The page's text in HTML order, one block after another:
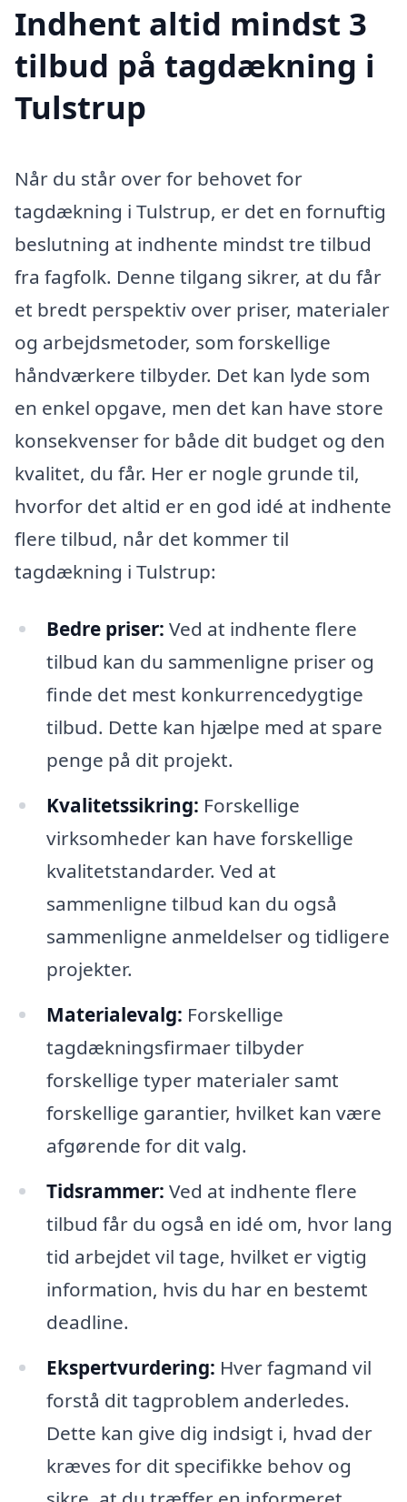
Indhent altid mindst 3
tilbud på tagdækning i
Tulstrup
Når du står over for behovet for
tagdækning i Tulstrup, er det en fornuftig
beslutning at indhente mindst tre tilbud
fra fagfolk. Denne tilgang sikrer, at du får
et bredt perspektiv over priser, materialer
og arbejdsmetoder, som forskellige
håndværkere tilbyder. Det kan lyde som
en enkel opgave, men det kan have store
konsekvenser for både dit budget og den
kvalitet, du får. Her er nogle grunde til,
hvorfor det altid er en god idé at indhente
flere tilbud, når det kommer til
tagdækning i Tulstrup:
Bedre priser: Ved at indhente flere
tilbud kan du sammenligne priser og
finde det mest konkurrencedygtige
tilbud. Dette kan hjælpe med at spare
penge på dit projekt.
Kvalitetssikring: Forskellige
virksomheder kan have forskellige
kvalitetstandarder. Ved at
sammenligne tilbud kan du også
sammenligne anmeldelser og tidligere
projekter.
Materialevalg: Forskellige
tagdækningsfirmaer tilbyder
forskellige typer materialer samt
forskellige garantier, hvilket kan være
afgørende for dit valg.
Tidsrammer: Ved at indhente flere
tilbud får du også en idé om, hvor lang
tid arbejdet vil tage, hvilket er vigtig
information, hvis du har en bestemt
deadline.
Ekspertvurdering: Hver fagmand vil
forstå dit tagproblem anderledes.
Dette kan give dig indsigt i, hvad der
kræves for dit specifikke behov og